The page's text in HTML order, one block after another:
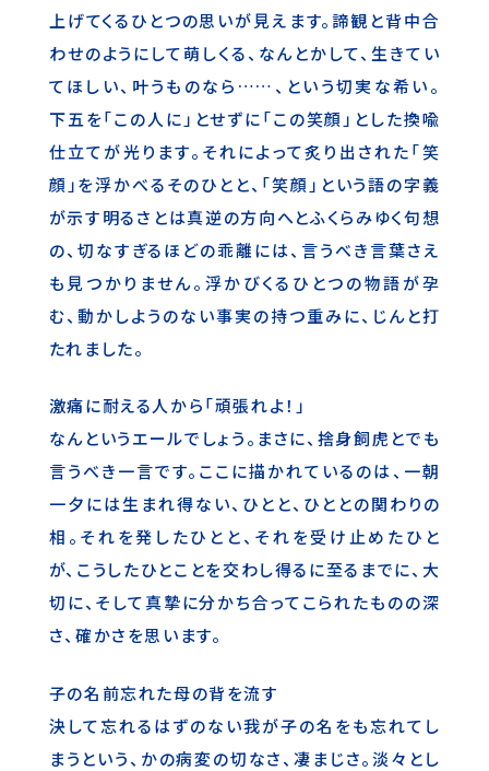
上げてくるひとつの思いが見えます。諦観と背中合
わせのようにして萌しくる、なんとかして、生きてい
てほしい、叶うものなら……、という切実な希い。
下五を「この人に」とせずに「この笑顔」とした換喩
仕立てが光ります。それによって炙り出された「笑
顔」を浮かべるそのひとと、「笑顔」という語の字義
が示す明るさとは真逆の方向へとふくらみゆく句想
の、切なすぎるほどの乖離には、言うべき言葉さえ
も見つかりません。浮かびくるひとつの物語が孕
む、動かしようのない事実の持つ重みに、じんと打
たれました。
激痛に耐える人から「頑張れよ！」
なんというエールでしょう。まさに、捨身飼虎とでも
言うべき一言です。ここに描かれているのは、一朝
一夕には生まれ得ない、ひとと、ひととの関わりの
相。それを発したひとと、それを受け止めたひと
が、こうしたひとことを交わし得るに至るまでに、大
切に、そして真摯に分かち合ってこられたものの深
さ、確かさを思います。
子の名前忘れた母の背を流す
決して忘れるはずのない我が子の名をも忘れてし
まうという、かの病変の切なさ、凄まじさ。淡々とし